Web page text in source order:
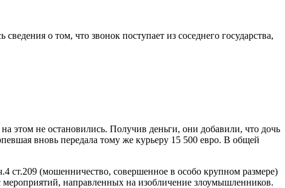
о том, что звонок поступает из соседнего государства,
не остановились. Получив деньги, они добавили, что дочь
вновь передала тому же курьеру 15 500 евро. В общей
ст.209 (мошенничество, совершенное в особо крупном размере)
направленных на изобличение злоумышленников.